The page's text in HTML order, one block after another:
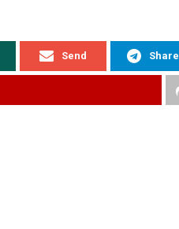
Send Share